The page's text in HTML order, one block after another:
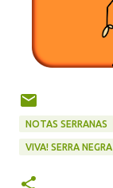
NOTAS SERRANAS
VIVA! SERRA NEGRA